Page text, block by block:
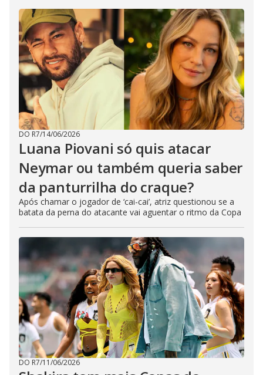
DO R7/14/06/2026
Luana Piovani só quis atacar
Neymar ou também queria saber
da panturrilha do craque?
Após chamar o jogador de ‘cai-cai’, atriz questionou se a
batata da perna do atacante vai aguentar o ritmo da Copa
DO R7/11/06/2026